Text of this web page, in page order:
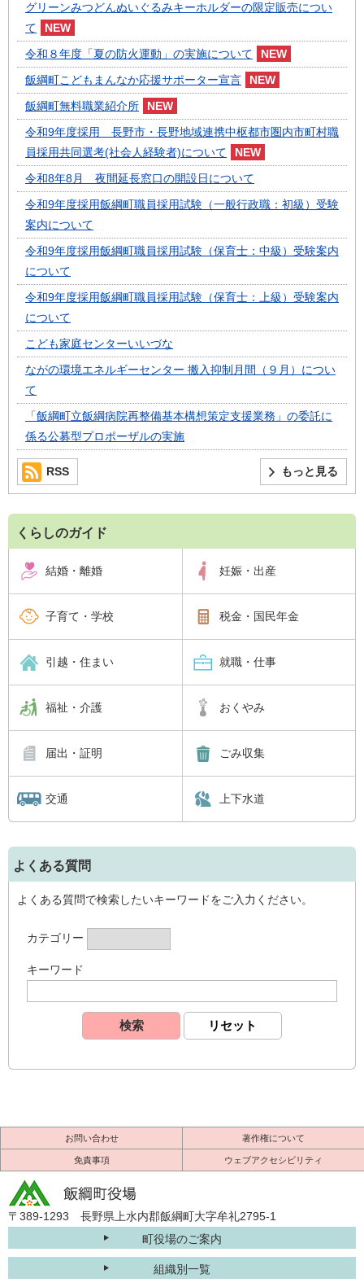
グリーンみつどんぬいぐるみキーホルダーの限定販売につい
て
令和８年度「夏の防火運動」の実施について
飯綱町こどもまんなか応援サポーター宣言
飯綱町無料職業紹介所
令和9年度採用 長野市・長野地域連携中枢都市圏内市町村職
員採用共同選考(社会人経験者)について
令和8年8月 夜間延長窓口の開設日について
令和9年度採用飯綱町職員採用試験（一般行政職：初級）受験
案内について
令和9年度採用飯綱町職員採用試験（保育士：中級）受験案内
について
令和9年度採用飯綱町職員採用試験（保育士：上級）受験案内
について
こども家庭センターいいづな
ながの環境エネルギーセンター 搬入抑制月間（９月）につい
て
「飯綱町立飯綱病院再整備基本構想策定支援業務」の委託に
係る公募型プロポーザルの実施
もっと見る
RSS
くらしのガイド
結婚・離婚 妊娠・出産
子育て・学校 税金・国民年金
引越・住まい 就職・仕事
福祉・介護 おくやみ
届出・証明 ごみ収集
交通 上下水道
よくある質問
よくある質問で検索したいキーワードをご入力ください。
カテゴリー
キーワード
お問い合わせ 著作権について
免責事項 ウェブアクセシビリティ
〒389-1293 長野県上水内郡飯綱町大字牟礼2795-1
町役場のご案内
組織別一覧